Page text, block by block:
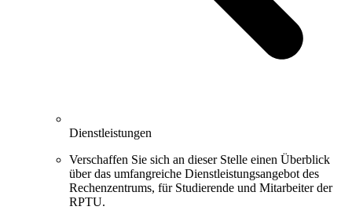
Dienstleistungen
Verschaffen Sie sich an dieser Stelle einen Überblick
über das umfangreiche Dienstleistungsangebot des
Rechenzentrums, für Studierende und Mitarbeiter der
RPTU.